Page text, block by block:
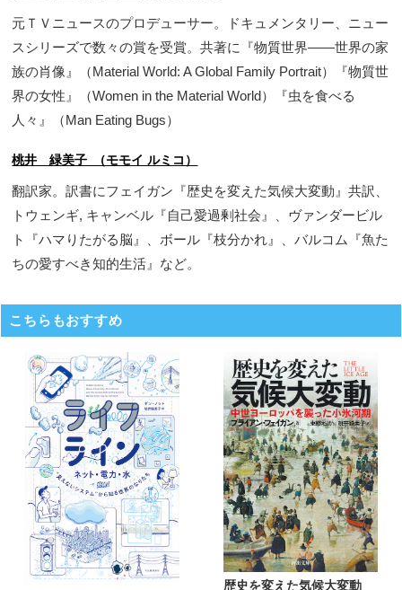
元ＴＶニュースのプロデューサー。ドキュメンタリー、ニュー
スシリーズで数々の賞を受賞。共著に『物質世界――世界の家
族の肖像』（Material World: A Global Family Portrait）『物質世
界の女性』（Women in the Material World）『虫を食べる
人々』（Man Eating Bugs）
桃井 緑美子 （モモイ ルミコ）
翻訳家。訳書にフェイガン『歴史を変えた気候大変動』共訳、
トウェンギ, キャンベル『自己愛過剰社会』、ヴァンダービル
ト『ハマりたがる脳』、ボール『枝分かれ』、バルコム『魚た
ちの愛すべき知的生活』など。
こちらもおすすめ
歴史を変えた気候大変動